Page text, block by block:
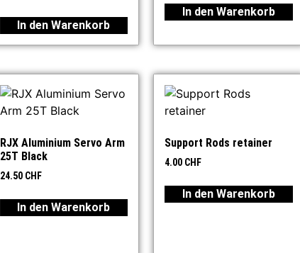
In den Warenkorb
In den Warenkorb
RJX Aluminium Servo Arm
25T Black
24.50 CHF
In den Warenkorb
Support Rods retainer
4.00 CHF
In den Warenkorb